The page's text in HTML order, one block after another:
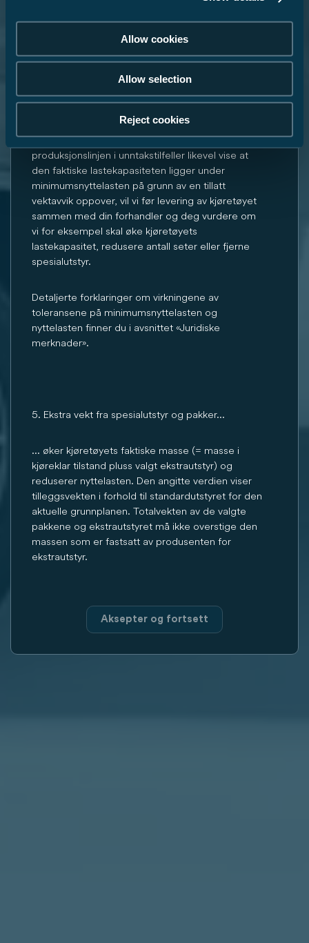
Allow cookies
Allow selection
Reject cookies
for maksimal masse av spesialutstyr som kan
bestilles. Denne begrensningen skal sikre at
minimumsnyttelasten, dvs. den lovpålagte frie
faktisk er tilgjengelig for last på kjøretøyene som
leveres av Carado. Skulle veien ved slutten av
produksjonslinjen i unntakstilfeller likevel vise at
den faktiske lastekapasiteten ligger under
minimumsnyttelasten på grunn av en tillatt
vektavvik oppover, vil vi før levering av kjøretøyet
sammen med din forhandler og deg vurdere om
vi for eksempel skal øke kjøretøyets
lastekapasitet, redusere antall seter eller fjerne
spesialutstyr.
Detaljerte forklaringer om virkningene av
toleransene på minimumsnyttelasten og
nyttelasten finner du i avsnittet «Juridiske
merknader».
5. Ekstra vekt fra spesialutstyr og pakker...
... øker kjøretøyets faktiske masse (= masse i
kjøreklar tilstand pluss valgt ekstrautstyr) og
reduserer nyttelasten. Den angitte verdien viser
tilleggsvekten i forhold til standardutstyret for den
aktuelle grunnplanen. Totalvekten av de valgte
pakkene og ekstrautstyret må ikke overstige den
massen som er fastsatt av produsenten for
ekstrautstyr.
Aksepter og fortsett